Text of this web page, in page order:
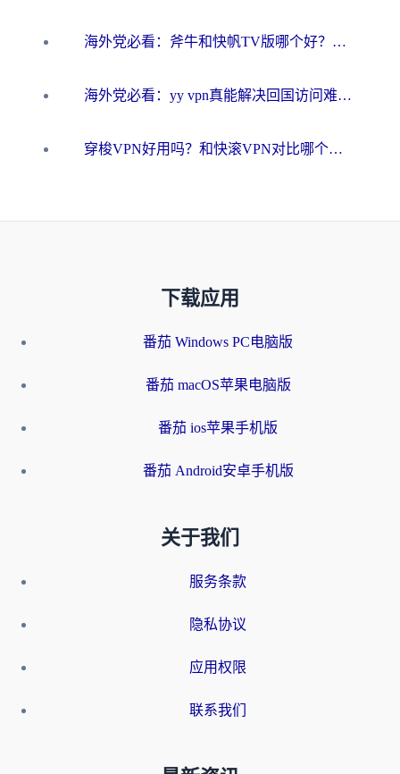
海外党必看：斧牛和快帆TV版哪个好？3分钟选对回国加速器，无缝刷B站、追热剧
海外党必看：yy vpn真能解决回国访问难题？附云极initap测评+免费方案对比
穿梭VPN好用吗？和快滚VPN对比哪个回国效果更好？海外党选回国加速器必看指南
下载应用
番茄 Windows PC电脑版
番茄 macOS苹果电脑版
番茄 ios苹果手机版
番茄 Android安卓手机版
关于我们
服务条款
隐私协议
应用权限
联系我们